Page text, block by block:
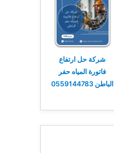
شركة حل ارتفاع
فاتورة المياه حفر
الباطن 0559144783